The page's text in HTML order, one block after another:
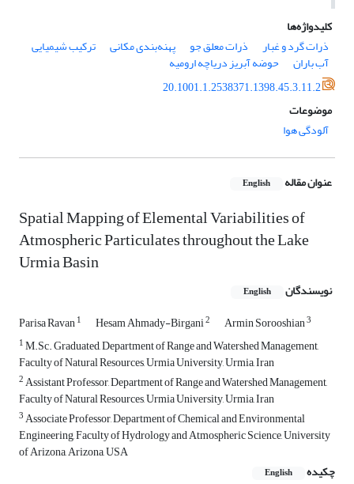
کلیدواژه‌ها
ذرات گرد و غبار
ذرات معلق جو پهنه‌بندی مکانی ترکیب شیمیایی
آب باران
حوضه آبریز دریاچه ارومیه
20.1001.1.2538371.1398.45.3.11.2
موضوعات
آلودگی هوا
عنوان مقاله English
Spatial Mapping of Elemental Variabilities of
Atmospheric Particulates throughout the Lake
Urmia Basin
نویسندگان English
Parisa Ravan1 Hesam Ahmady-Birgani2 Armin Sorooshian3
1M.Sc. Graduated, Department of Range and Watershed Management,
Faculty of Natural Resources, Urmia University, Urmia, Iran
2Assistant Professor, Department of Range and Watershed Management,
Faculty of Natural Resources, Urmia University, Urmia, Iran
3Associate Professor, Department of Chemical and Environmental
Engineering, Faculty of Hydrology and Atmospheric Science, University
of Arizona, Arizona, USA
چکیده
English